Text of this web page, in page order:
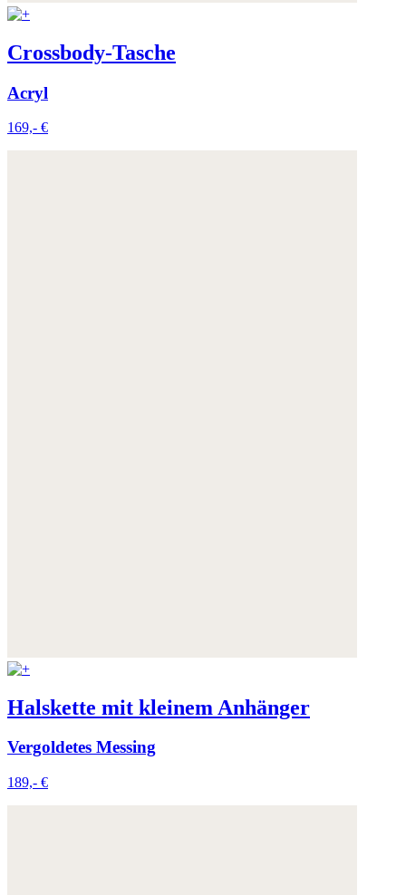
Crossbody-Tasche
Acryl
169,- €
Halskette mit kleinem Anhänger
Vergoldetes Messing
189,- €